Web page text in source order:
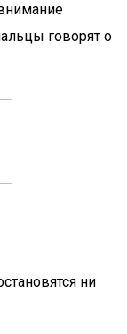
говорят о
ни